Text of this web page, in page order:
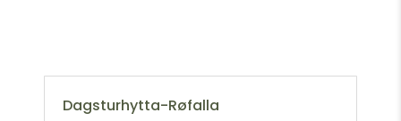
Dagsturhytta-Røfalla